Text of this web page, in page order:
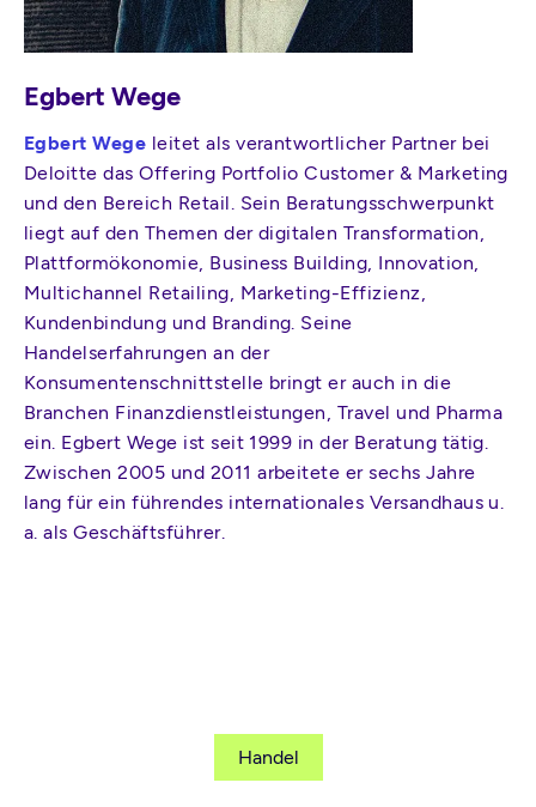
Egbert Wege
Egbert Wege leitet als verantwortlicher Partner bei
Deloitte das Offering Portfolio Customer & Marketing
und den Bereich Retail. Sein Beratungsschwerpunkt
liegt auf den Themen der digitalen Transformation,
Plattformökonomie, Business Building, Innovation,
Multichannel Retailing, Marketing-Effizienz,
Kundenbindung und Branding. Seine
Handelserfahrungen an der
Konsumentenschnittstelle bringt er auch in die
Branchen Finanzdienstleistungen, Travel und Pharma
ein. Egbert Wege ist seit 1999 in der Beratung tätig.
Zwischen 2005 und 2011 arbeitete er sechs Jahre
lang für ein führendes internationales Versandhaus u.
a. als Geschäftsführer.
Handel